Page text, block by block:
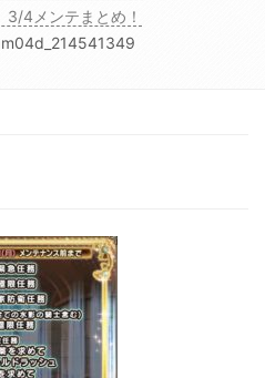
3/4メンテまとめ！